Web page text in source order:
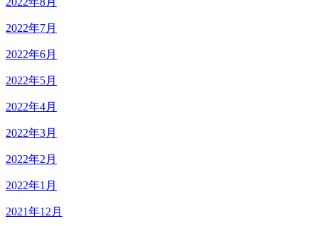
2022年7月
2022年6月
2022年5月
2022年4月
2022年3月
2022年2月
2022年1月
2021年12月